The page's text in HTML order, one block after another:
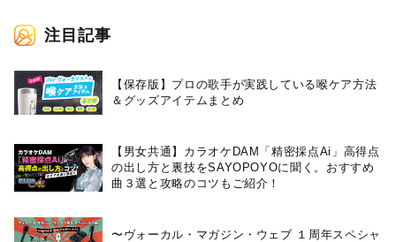
注目記事
【保存版】プロの歌手が実践している喉ケア⽅法
＆グッズアイテムまとめ
【男女共通】カラオケDAM「精密採点Ai」高得点
の出し方と裏技をSAYOPOYOに聞く。おすすめ
曲３選と攻略のコツもご紹介！
〜ヴォーカル・マガジン・ウェブ １周年スペシャ